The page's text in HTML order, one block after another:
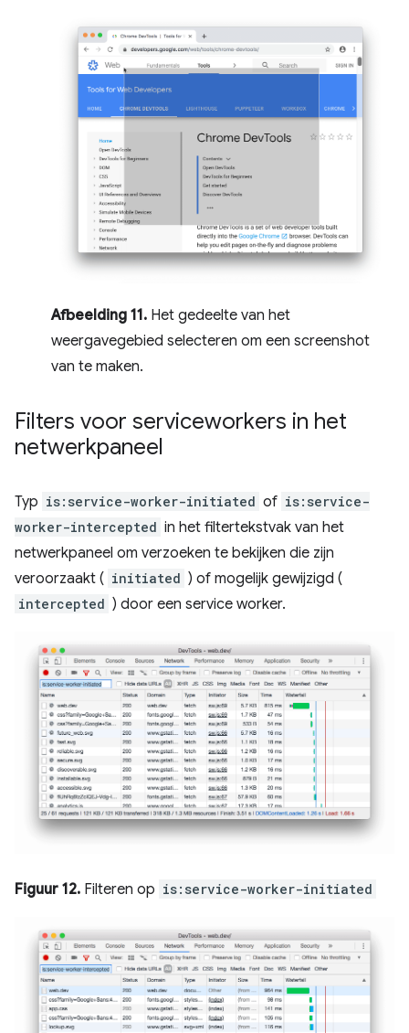
Afbeelding 11. Het gedeelte van het
weergavegebied selecteren om een ​​screenshot
van te maken.
Filters voor serviceworkers in het
netwerkpaneel
Typ is:service-worker-initiated of is:service-
worker-intercepted in het filtertekstvak van het
netwerkpaneel om verzoeken te bekijken die zijn
veroorzaakt ( initiated ) of mogelijk gewijzigd (
intercepted ) door een service worker.
Figuur 12. Filteren op is:service-worker-initiated